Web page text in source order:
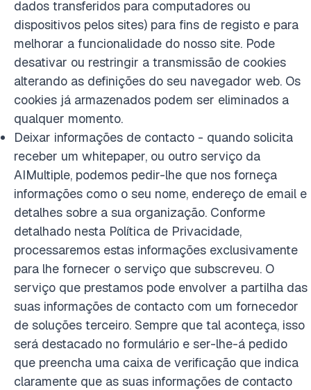
dados transferidos para computadores ou
dispositivos pelos sites) para fins de registo e para
melhorar a funcionalidade do nosso site. Pode
desativar ou restringir a transmissão de cookies
alterando as definições do seu navegador web. Os
cookies já armazenados podem ser eliminados a
qualquer momento.
Deixar informações de contacto - quando solicita
receber um whitepaper, ou outro serviço da
AIMultiple, podemos pedir-lhe que nos forneça
informações como o seu nome, endereço de email e
detalhes sobre a sua organização. Conforme
detalhado nesta Política de Privacidade,
processaremos estas informações exclusivamente
para lhe fornecer o serviço que subscreveu. O
serviço que prestamos pode envolver a partilha das
suas informações de contacto com um fornecedor
de soluções terceiro. Sempre que tal aconteça, isso
será destacado no formulário e ser-lhe-á pedido
que preencha uma caixa de verificação que indica
claramente que as suas informações de contacto